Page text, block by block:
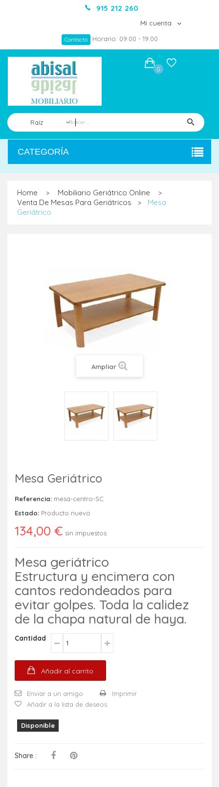
915 212 260
Mi cuenta
Contacto Horario: 09:00 - 19:00
Raíz
0
CATEGORÍA
Home > Mobiliario Geriátrico Online >
Venta De Mesas Para Geriátricos >
Mesa
Geriátrico
Ampliar
Mesa Geriátrico
Referencia: mesa-centro-SC
Estado: Producto nuevo
134,00 € sin impuestos
Mesa geriátrico
Estructura y encimera con
cantos redondeados para
evitar golpes. Toda la calidez
de la chapa natural de haya.
Cantidad
Añadir al carrito
Enviar a un amigo
Imprimir
Añadir a la lista de deseos
Disponible
Share :